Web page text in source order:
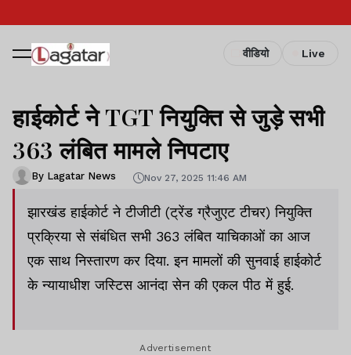
वीडियो Live
हाईकोर्ट ने TGT नियुक्ति से जुड़े सभी
363 लंबित मामले निपटाए
By Lagatar News Nov 27, 2025 11:46 AM
झारखंड हाईकोर्ट ने टीजीटी (ट्रेंड ग्रैजुएट टीचर) नियुक्ति
प्रक्रिया से संबंधित सभी 363 लंबित याचिकाओं का आज
एक साथ निस्तारण कर दिया. इन मामलों की सुनवाई हाईकोर्ट
के न्यायाधीश जस्टिस आनंदा सेन की एकल पीठ में हुई.
Advertisement